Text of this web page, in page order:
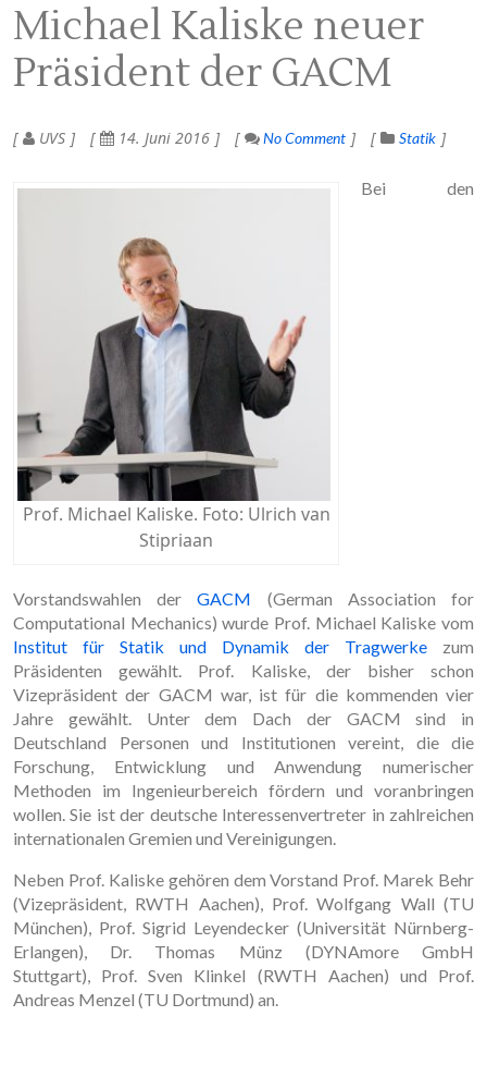
Michael Kaliske neuer
Präsident der GACM
UVS 14. Juni 2016 No Comment Statik
Prof. Michael Kaliske. Foto: Ulrich van
Stipriaan
Bei den
Vorstandswahlen derGACM (German Association for
Computational Mechanics) wurde Prof. Michael Kaliske vom
Institut für Statik und Dynamik der Tragwerke zum
Präsidenten gewählt. Prof. Kaliske, der bisher schon
Vizepräsident der GACM war, ist für die kommenden vier
Jahre gewählt. Unter dem Dach der GACM sind in
Deutschland Personen und Institutionen vereint, die die
Forschung, Entwicklung und Anwendung numerischer
Methoden im Ingenieurbereich fördern und voranbringen
wollen. Sie ist der deutsche Interessenvertreter in zahlreichen
internationalen Gremien und Vereinigungen.
Neben Prof. Kaliske gehören dem Vorstand Prof. Marek Behr
(Vizepräsident, RWTH Aachen), Prof. Wolfgang Wall (TU
München), Prof. Sigrid Leyendecker (Universität Nürnberg-
Erlangen), Dr. Thomas Münz (DYNAmore GmbH
Stuttgart), Prof. Sven Klinkel (RWTH Aachen) und Prof.
Andreas Menzel (TU Dortmund) an.